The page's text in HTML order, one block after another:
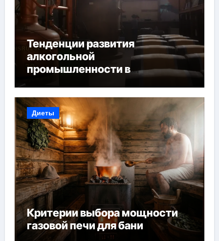
Тенденции развития
алкогольной
промышленности в
Диеты
Критерии выбора мощности
газовой печи для бани